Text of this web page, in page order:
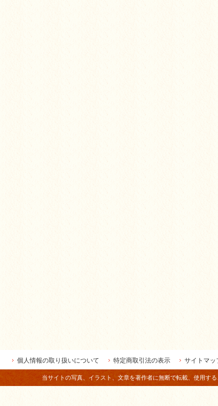
個人情報の取り扱いについて 特定商取引法の表示 サイトマッ
当サイトの写真、イラスト、文章を著作者に無断で転載、使用